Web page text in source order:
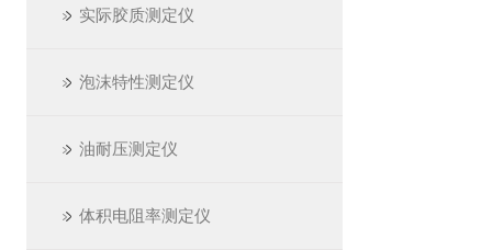
实际胶质测定仪
泡沫特性测定仪
油耐压测定仪
体积电阻率测定仪